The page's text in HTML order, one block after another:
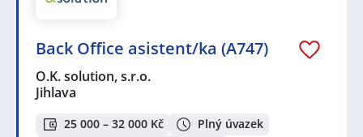
Back Office asistent/ka (A747)
O.K. solution, s.r.o.
Jihlava
25 000 – 32 000 Kč
Plný úvazek